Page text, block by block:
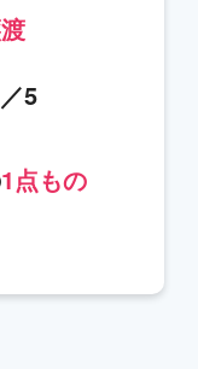
／5
1点もの